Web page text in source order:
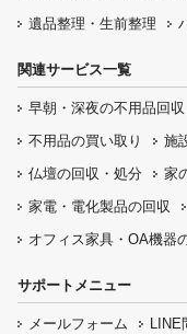
遺品整理・生前整理
関連サービス一覧
早朝・深夜の不用品回収
不用品の買い取り 施
仏壇の回収・処分 家
家電・電化製品の回収
オフィス家具 ・OA機器
サポートメニュー
メールフォーム LINE